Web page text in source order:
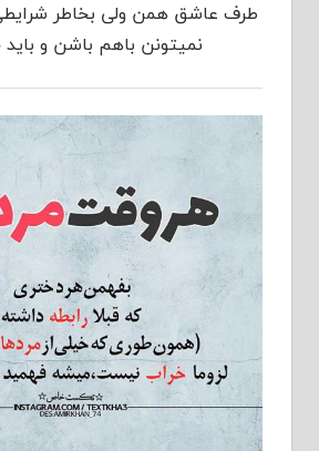
طرف عاشق همن ولی بخاطر
نمیتونن باهم باشن و